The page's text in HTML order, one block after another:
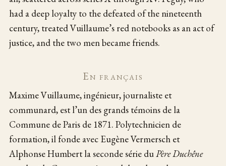
had a deep loyalty to the defeated of the nineteenth
century, treated Vuillaume’s red notebooks as an act of
justice, and the two men became friends.
En français
Maxime Vuillaume, ingénieur, journaliste et
communard, est l’un des grands témoins de la
Commune de Paris de 1871. Polytechnicien de
formation, il fonde avec Eugène Vermersch et
Alphonse Humbert la seconde série duPère Duchêne